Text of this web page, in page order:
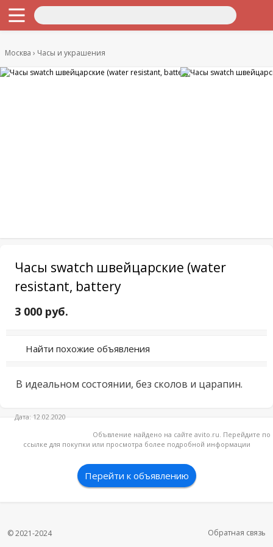
Москва Часы и украшения
Часы swatch швейцарские (water
resistant, battery
3 000 руб.
Найти похожие объявления
В идеальном состоянии, без сколов и царапин.
Дата: 12.02.2020
Объвление найдено на сайте avito.ru. Перейдите по
ссылке для покупки или просмотра более подробной информации
Перейти к объявлению
© 2021-2024 Обратная связь